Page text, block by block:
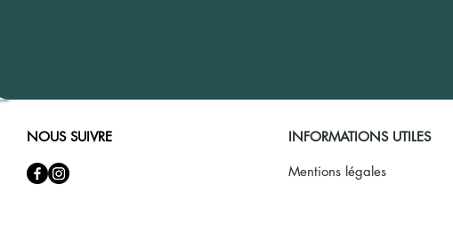
NOUS SUIVRE INFORMATIONS UTILES
Mentions légales